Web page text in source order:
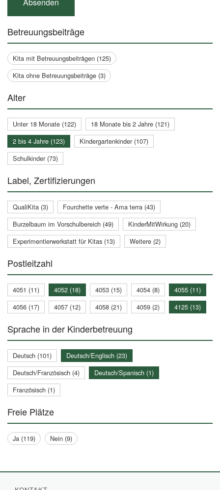
Betreuungsbeiträge
Kita mit Betreuungsbeiträgen (125)
Kita ohne Betreuungsbeiträge (3)
Alter
Unter 18 Monate (122)
18 Monate bis 2 Jahre (121)
2 bis 4 Jahre (123)
Kindergartenkinder (107)
Schulkinder (73)
Label, Zertifizierungen
QualiKita (3)
Fourchette verte - Ama terra (43)
Burzelbaum im Vorschulbereich (49)
KinderMitWirkung (20)
Experimentierwerkstatt für Kitas (13)
Weitere (2)
Postleitzahl
4051 (11) 4052 (18) 4053 (15) 4054 (8)
4055 (11)
4056 (17)
4057 (12) 4058 (21) 4059 (2) 4125 (13)
Sprache in der Kinderbetreuung
Deutsch (101)
Deutsch/Englisch (23)
Deutsch/Französisch (4)
Deutsch/Spanisch (1)
Französisch (1)
Freie Plätze
Ja (119) Nein (9)